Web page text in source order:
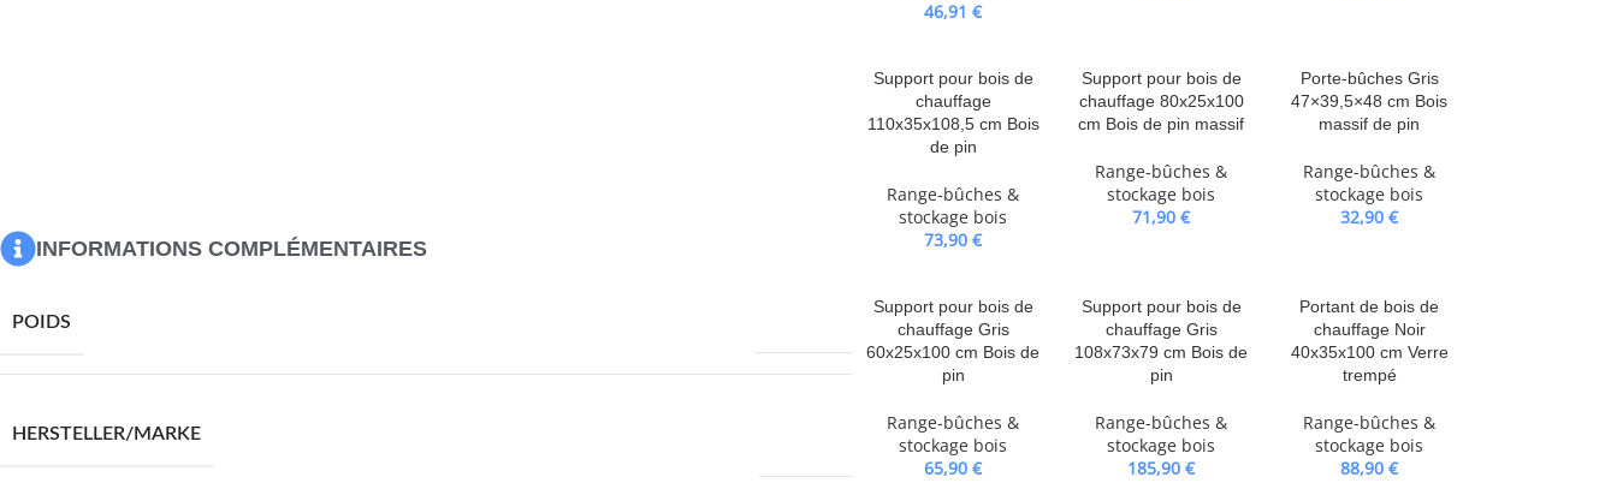
INFORMATIONS COMPLÉMENTAIRES
POIDS
HERSTELLER/MARKE
46,91€
Support pour bois de
chauffage
110x35x108,5 cm Bois
de pin
Range-bûches &
stockage bois
73,90€
Support pour bois de
chauffage 80x25x100
cm Bois de pin massif
Range-bûches &
stockage bois
71,90€
Porte-bûches Gris
47×39,5×48 cm Bois
massif de pin
Range-bûches &
stockage bois
32,90€
Support pour bois de
chauffage Gris
60x25x100 cm Bois de
pin
Range-bûches &
stockage bois
65,90€
Support pour bois de
chauffage Gris
108x73x79 cm Bois de
pin
Range-bûches &
stockage bois
185,90€
Portant de bois de
chauffage Noir
40x35x100 cm Verre
trempé
Range-bûches &
stockage bois
88,90€